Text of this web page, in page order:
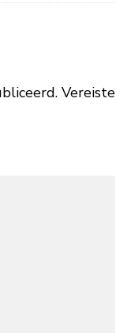
Vereiste